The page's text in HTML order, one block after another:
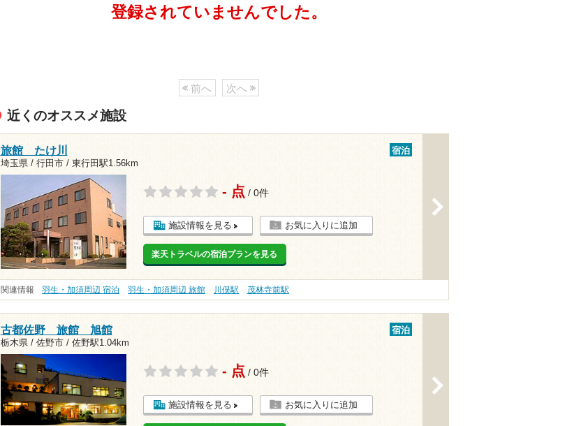
登録されていませんでした。
前へ 次へ
近くのオススメ施設
旅館 たけ川
埼玉県 / 行田市 / 東行田駅1.56km
宿泊
- 点 / 0件
施設情報を見る お気に入りに追加
楽天トラベルの宿泊プランを見る
関連情報 羽生・加須周辺 宿泊 羽生・加須周辺 旅館 川俣駅 茂林寺前駅
古都佐野 旅館 旭館
栃木県 / 佐野市 / 佐野駅1.04km
宿泊
- 点 / 0件
施設情報を見る お気に入りに追加